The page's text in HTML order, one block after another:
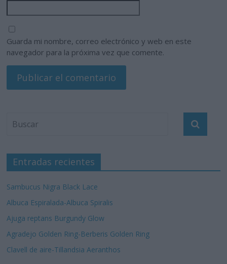
Guarda mi nombre, correo electrónico y web en este
navegador para la próxima vez que comente.
Entradas recientes
Sambucus Nigra Black Lace
Albuca Espiralada-Albuca Spiralis
Ajuga reptans Burgundy Glow
Agradejo Golden Ring-Berberis Golden Ring
Clavell de aire-Tillandsia Aeranthos